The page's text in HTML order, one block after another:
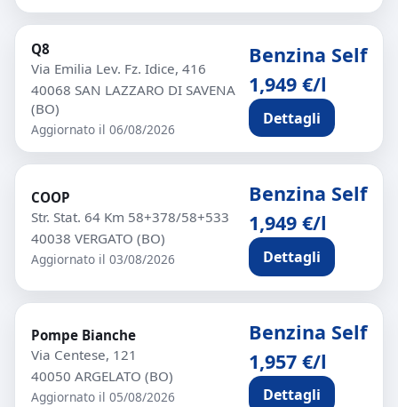
Q8
Via Emilia Lev. Fz. Idice, 416
40068 SAN LAZZARO DI SAVENA
(BO)
Aggiornato il 06/08/2026
Benzina Self
1,949 €/l
Dettagli
COOP
Str. Stat. 64 Km 58+378/58+533
40038 VERGATO (BO)
Aggiornato il 03/08/2026
Benzina Self
1,949 €/l
Dettagli
Pompe Bianche
Via Centese, 121
40050 ARGELATO (BO)
Aggiornato il 05/08/2026
Benzina Self
1,957 €/l
Dettagli